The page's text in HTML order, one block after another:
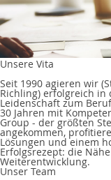
Unsere Vita
Seit 1990 agieren wir
Richling) erfolgreich in
Leidenschaft zum
30 Jahren mit
Group - der größten
angekommen,
Lösungen und einem
Erfolgsrezept: die
Weiterentwicklung.
Unser Team